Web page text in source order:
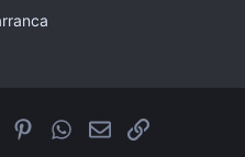
PinterestWhatsApp
EmailEnlace